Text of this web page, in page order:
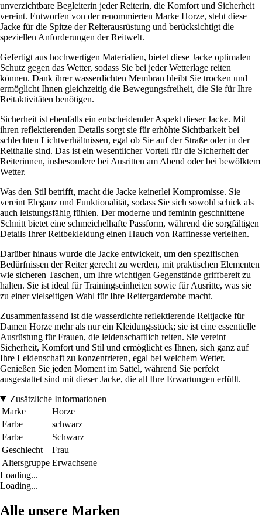
unverzichtbare Begleiterin jeder Reiterin, die Komfort und Sicherheit
vereint. Entworfen von der renommierten Marke Horze, steht diese
Jacke für die Spitze der Reiterausrüstung und berücksichtigt die
speziellen Anforderungen der Reitwelt.
Gefertigt aus hochwertigen Materialien, bietet diese Jacke optimalen
Schutz gegen das Wetter, sodass Sie bei jeder Wetterlage reiten
können. Dank ihrer wasserdichten Membran bleibt Sie trocken und
ermöglicht Ihnen gleichzeitig die Bewegungsfreiheit, die Sie für Ihre
Reitaktivitäten benötigen.
Sicherheit ist ebenfalls ein entscheidender Aspekt dieser Jacke. Mit
ihren reflektierenden Details sorgt sie für erhöhte Sichtbarkeit bei
schlechten Lichtverhältnissen, egal ob Sie auf der Straße oder in der
Reithalle sind. Das ist ein wesentlicher Vorteil für die Sicherheit der
Reiterinnen, insbesondere bei Ausritten am Abend oder bei bewölktem
Wetter.
Was den Stil betrifft, macht die Jacke keinerlei Kompromisse. Sie
vereint Eleganz und Funktionalität, sodass Sie sich sowohl schick als
auch leistungsfähig fühlen. Der moderne und feminin geschnittene
Schnitt bietet eine schmeichelhafte Passform, während die sorgfältigen
Details Ihrer Reitbekleidung einen Hauch von Raffinesse verleihen.
Darüber hinaus wurde die Jacke entwickelt, um den spezifischen
Bedürfnissen der Reiter gerecht zu werden, mit praktischen Elementen
wie sicheren Taschen, um Ihre wichtigen Gegenstände griffbereit zu
halten. Sie ist ideal für Trainingseinheiten sowie für Ausritte, was sie
zu einer vielseitigen Wahl für Ihre Reitergarderobe macht.
Zusammenfassend ist die wasserdichte reflektierende Reitjacke für
Damen Horze mehr als nur ein Kleidungsstück; sie ist eine essentielle
Ausrüstung für Frauen, die leidenschaftlich reiten. Sie vereint
Sicherheit, Komfort und Stil und ermöglicht es Ihnen, sich ganz auf
Ihre Leidenschaft zu konzentrieren, egal bei welchem Wetter.
Genießen Sie jeden Moment im Sattel, während Sie perfekt
ausgestattet sind mit dieser Jacke, die all Ihre Erwartungen erfüllt.
Zusätzliche Informationen
Marke
Horze
Farbe
schwarz
Farbe
Schwarz
Geschlecht
Frau
Altersgruppe Erwachsene
Loading...
Loading...
Alle unsere Marken